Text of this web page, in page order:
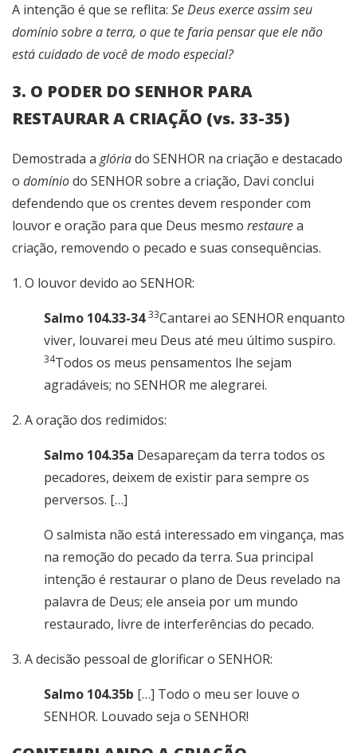
A intenção é que se reflita: Se Deus exerce assim seu
domínio sobre a terra, o que te faria pensar que ele não
está cuidado de você de modo especial?
3. O PODER DO SENHOR PARA
RESTAURAR A CRIAÇÃO (vs. 33-35)
Demostrada a glóriado SENHOR na criação e destacado
o domíniodo SENHOR sobre a criação, Davi conclui
defendendo que os crentes devem responder com
louvor e oração para que Deus mesmo restaurea
criação, removendo o pecado e suas consequências.
1. O louvor devido ao SENHOR:
Salmo 104.33-34 33Cantarei ao SENHOR enquanto
viver, louvarei meu Deus até meu último suspiro.
34Todos os meus pensamentos lhe sejam
agradáveis; no SENHOR me alegrarei.
2. A oração dos redimidos:
Salmo 104.35a Desapareçam da terra todos os
pecadores, deixem de existir para sempre os
perversos. […]
O salmista não está interessado em vingança, mas
na remoção do pecado da terra. Sua principal
intenção é restaurar o plano de Deus revelado na
palavra de Deus; ele anseia por um mundo
restaurado, livre de interferências do pecado.
3. A decisão pessoal de glorificar o SENHOR:
Salmo 104.35b […] Todo o meu ser louve o
SENHOR. Louvado seja o SENHOR!